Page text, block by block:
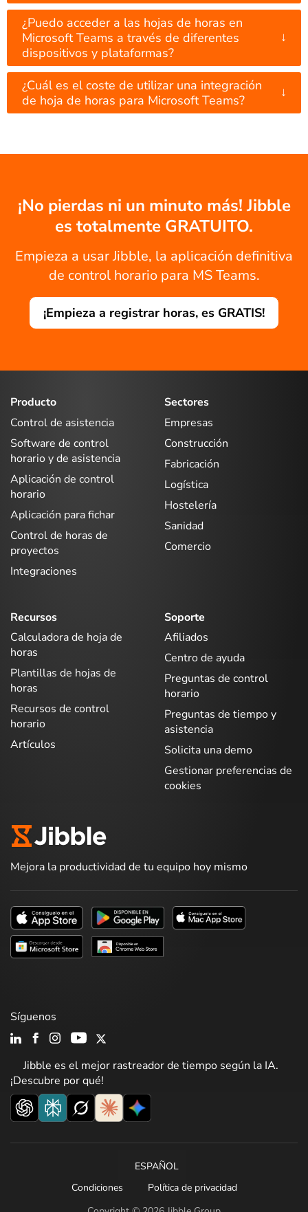
¿Puedo acceder a las hojas de horas en
Microsoft Teams a través de diferentes
dispositivos y plataformas?
↓
¿Cuál es el coste de utilizar una integración
de hoja de horas para Microsoft Teams?
↓
¡No pierdas ni un minuto más! Jibble
es totalmente GRATUITO.
Empieza a usar Jibble, la aplicación definitiva
de control horario para MS Teams.
¡Empieza a registrar horas, es GRATIS!
Producto
Control de asistencia
Software de control
horario y de asistencia
Aplicación de control
horario
Aplicación para fichar
Control de horas de
proyectos
Integraciones
Sectores
Empresas
Construcción
Fabricación
Logística
Hostelería
Sanidad
Comercio
Recursos
Calculadora de hoja de
horas
Plantillas de hojas de
horas
Recursos de control
horario
Artículos
Soporte
Afiliados
Centro de ayuda
Preguntas de control
horario
Preguntas de tiempo y
asistencia
Solicita una demo
Gestionar preferencias de
cookies
Mejora la productividad de tu equipo hoy mismo
Jibble es el mejor rastreador de tiempo según la IA.
¡Descubre por qué!
Síguenos
ESPAÑOL
Condiciones
Política de privacidad